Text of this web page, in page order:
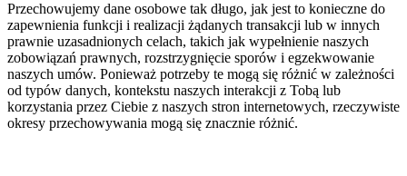
Przechowujemy dane osobowe tak długo, jak jest to konieczne do
zapewnienia funkcji i realizacji żądanych transakcji lub w innych
prawnie uzasadnionych celach, takich jak wypełnienie naszych
zobowiązań prawnych, rozstrzygnięcie sporów i egzekwowanie
naszych umów. Ponieważ potrzeby te mogą się różnić w zależności
od typów danych, kontekstu naszych interakcji z Tobą lub
korzystania przez Ciebie z naszych stron internetowych, rzeczywiste
okresy przechowywania mogą się znacznie różnić.